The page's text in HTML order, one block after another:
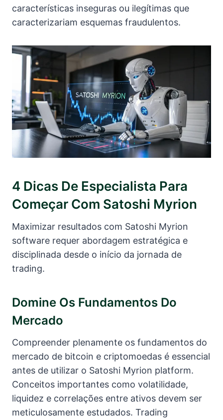
características inseguras ou ilegítimas que
caracterizariam esquemas fraudulentos.
4 Dicas De Especialista Para
Começar Com Satoshi Myrion
Maximizar resultados com Satoshi Myrion
software requer abordagem estratégica e
disciplinada desde o início da jornada de
trading.
Domine Os Fundamentos Do
Mercado
Compreender plenamente os fundamentos do
mercado de bitcoin e criptomoedas é essencial
antes de utilizar o Satoshi Myrion platform.
Conceitos importantes como volatilidade,
liquidez e correlações entre ativos devem ser
meticulosamente estudados. Trading